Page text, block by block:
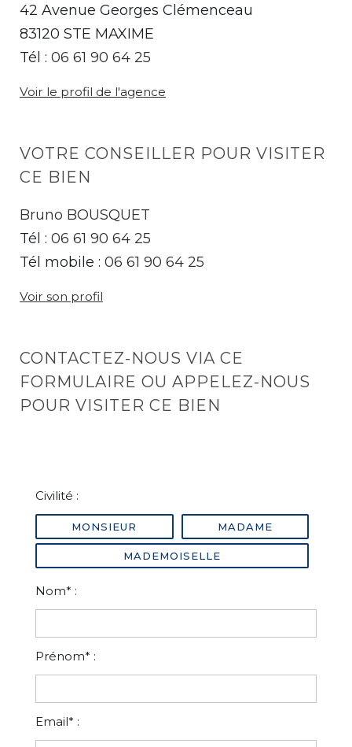
42 Avenue Georges Clémenceau
83120 STE MAXIME
Tél : 06 61 90 64 25
Voir le profil de l'agence
VOTRE CONSEILLER POUR VISITER
CE BIEN
Bruno BOUSQUET
Tél : 06 61 90 64 25
Tél mobile : 06 61 90 64 25
Voir son profil
CONTACTEZ-NOUS VIA CE
FORMULAIRE OU APPELEZ-NOUS
POUR VISITER CE BIEN
Civilité :
MONSIEUR MADAME
MADEMOISELLE
Nom* :
Prénom* :
Email* :